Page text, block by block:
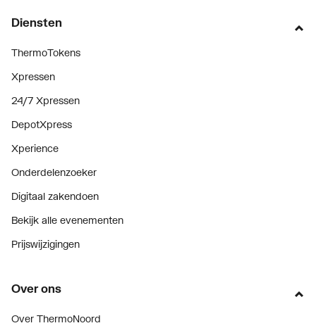
Diensten
ThermoTokens
Xpressen
24/7 Xpressen
DepotXpress
Xperience
Onderdelenzoeker
Digitaal zakendoen
Bekijk alle evenementen
Prijswijzigingen
Over ons
Over ThermoNoord